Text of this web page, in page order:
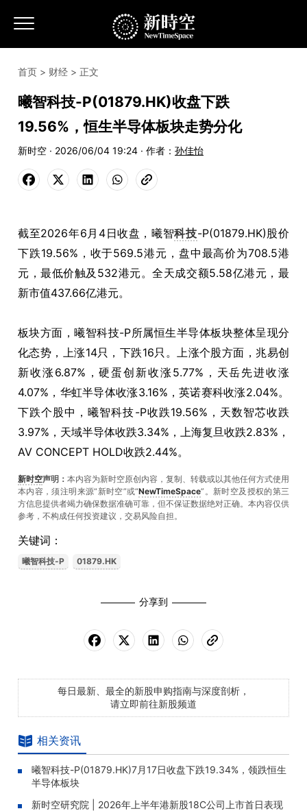
首页 > 财经 > 正文
曦智科技-P(01879.HK)收盘下跌
19.56%，恒生半导体板块走势分化
新时空 · 2026/06/04 19:24 · 作者： 孙佳怡
截至2026年6月4日收盘，曦智科技-P(01879.HK)股价
下跌19.56%，收于569.5港元，盘中最高价为708.5港
元，最低价触及532港元。全天成交额5.58亿港元，最
新市值437.66亿港元。
板块方面，曦智科技-P所属恒生半导体板块整体呈现分
化态势，上涨14只，下跌16只。上涨个股方面，兆易创
新收涨6.87%，硬蛋创新收涨5.77%，天岳先进收涨
4.07%，华虹半导体收涨3.16%，英诺赛科收涨2.04%。
下跌个股中，曦智科技-P收跌19.56%，天数智芯收跌
3.97%，天域半导体收跌3.34%，上海复旦收跌2.83%，
AV CONCEPT HOLD收跌2.44%。
新时空声明： 本内容为新时空原创内容，复制、转载或以其他任何方式使用
本内容，须注明来源“新时空”或“NewTimeSpace”。新时空及授权的第三
方信息提供者竭力确保数据准确可靠，但不保证数据绝对正确。本內容仅供
参考，不构成任何投资建议，交易风险自担。
关键词：
曦智科技-P 01879.HK
分享到
每日最新、最全的新股申购指南与深度剖析，
请立即前往新股频道
相关资讯
曦智科技-P(01879.HK)7月17日收盘下跌19.34%，领跌恒生
半导体板块
新时空研究院 | 2026年上半年港新股18C公司上市首日表现